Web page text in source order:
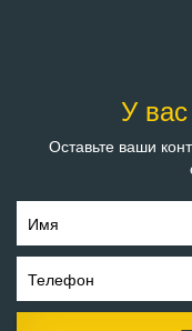
У
Оставьте ваши
Имя
Телефон